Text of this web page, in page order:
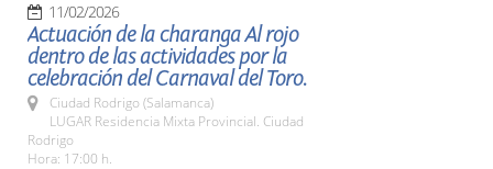
11/02/2026
Actuación de la charanga Al rojo
dentro de las actividades por la
celebración del Carnaval del Toro.
Ciudad Rodrigo (Salamanca)
LUGAR Residencia Mixta Provincial. Ciudad
Rodrigo
Hora: 17:00 h.